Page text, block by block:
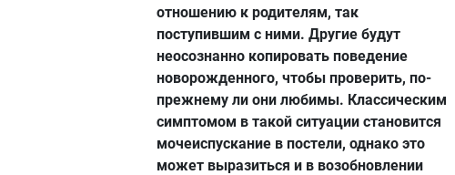
отношению к родителям, так
поступившим с ними. Другие будут
неосознанно копировать поведение
новорожденного, чтобы проверить, по-
прежнему ли они любимы. Классическим
симптомом в такой ситуации становится
мочеиспускание в постели, однако это
может выразиться и в возобновлении